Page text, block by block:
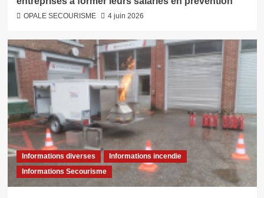
OPALE SECOURISME 4 juin 2026
Informations diverses
Informations incendie
Informations Secourisme